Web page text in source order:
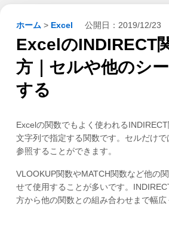
ホーム > Excel 公開日： 2019/12/23
ExcelのINDIRECT
方｜セルや他のシ
する
Excelの関数でもよく使われる
文字列で指定する関数です。セルだけ
参照することができます。
VLOOKUP関数やMATCH関数など他の
せて使用することが多いです。
方から他の関数との組み合わせまで幅広